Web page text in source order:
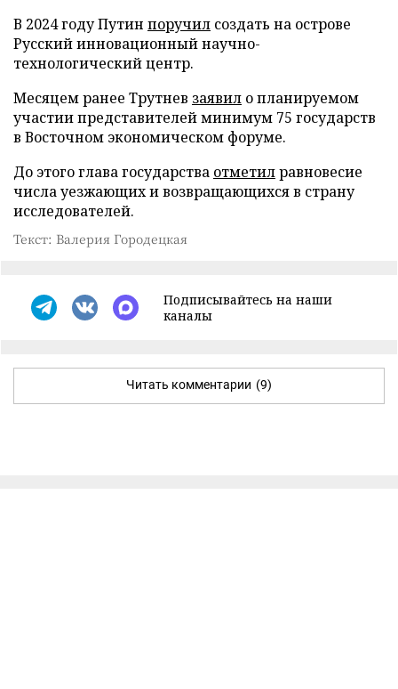
В 2024 году Путин поручил создать на острове
Русский инновационный научно-
технологический центр.
Месяцем ранее Трутнев заявил о планируемом
участии представителей минимум 75 государств
в Восточном экономическом форуме.
До этого глава государства отметилравновесие
числа уезжающих и возвращающихся в страну
исследователей.
Текст: Валерия Городецкая
Подписывайтесь на наши
каналы
Читать комментарии (9)